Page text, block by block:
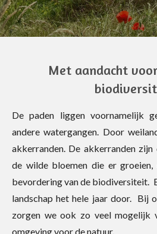
Met aandacht
De paden liggen voornamelijk
andere watergangen. Door
akkerranden. De akkerranden
de wilde bloemen die er
bevordering van de biodiversiteit.
landschap het hele jaar door. Bij
zorgen we ook zo veel mogelijk
omgeving voor de natuur.